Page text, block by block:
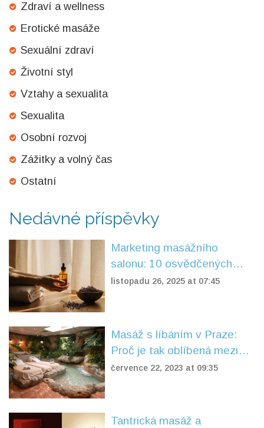
Zdraví a wellness
Erotické masáže
Sexuální zdraví
Životní styl
Vztahy a sexualita
Sexualita
Osobní rozvoj
Zážitky a volný čas
Ostatní
Nedávné příspěvky
Marketing masážního
salonu: 10 osvědčených
strategií pro tantru
listopadu 26, 2025 at 07:45
Masáž s líbáním v Praze:
Proč je tak oblíbená mezi
páry
července 22, 2023 at 09:35
Tantrická masáž a